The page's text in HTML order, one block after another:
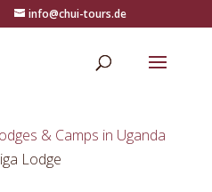
info@chui-tours.de
& Camps in Uganda
Lodge